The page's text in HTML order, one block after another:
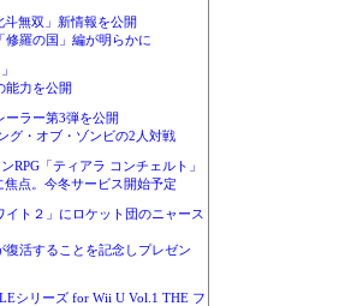
斗無双」新情報を公開
修羅の国」編が明らかに
能力を公開
ーラー第3弾を公開
グ・オブ・ゾンビの2人対戦
RPG「ティアラ コンチェルト」
焦点。今冬サービス開始予定
イト２」にロケット団のニャース
活することを記念しプレゼン
シリーズ for Wii U Vol.1 THE フ